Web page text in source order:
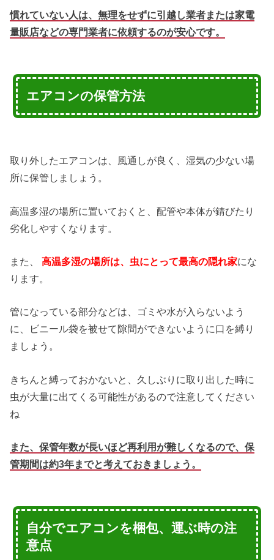
慣れていない人は、無理をせずに引越し業者または家電
量販店などの専門業者に依頼するのが安心です。
エアコンの保管方法
取り外したエアコンは、風通しが良く、湿気の少ない場
所に保管しましょう。
高温多湿の場所に置いておくと、配管や本体が錆びたり
劣化しやすくなります。
また、高温多湿の場所は、虫にとって最高の隠れ家にな
ります。
管になっている部分などは、ゴミや水が入らないよう
に、ビニール袋を被せて隙間ができないように口を縛り
ましょう。
きちんと縛っておかないと、久しぶりに取り出した時に
虫が大量に出てくる可能性があるので注意してください
ね
また、保管年数が長いほど再利用が難しくなるので、保
管期間は約3年までと考えておきましょう。
自分でエアコンを梱包、運ぶ時の注
意点